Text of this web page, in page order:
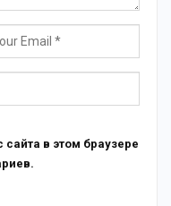
в этом браузере